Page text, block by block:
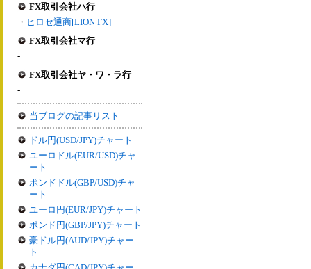
FX取引会社ハ行
・ ヒロセ通商[LION FX]
FX取引会社マ行
-
FX取引会社ヤ・ワ・ラ行
-
当ブログの記事リスト
ドル円(USD/JPY)チャート
ユーロドル(EUR/USD)チャ
ート
ポンドドル(GBP/USD)チャ
ート
ユーロ円(EUR/JPY)チャート
ポンド円(GBP/JPY)チャート
豪ドル円(AUD/JPY)チャー
ト